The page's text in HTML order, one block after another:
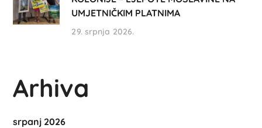
UMJETNIČKIM PLATNIMA
29. srpnja 2026.
Arhiva
srpanj 2026